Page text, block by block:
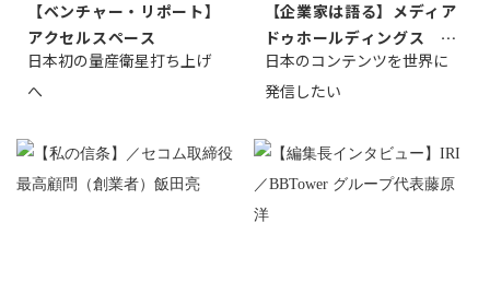
【ベンチャー・リポート】
アクセルスペース
日本初の量産衛星打ち上げ
へ
【企業家は語る】メディア
ドゥホールディングス 代
表取締役社長...
日本のコンテンツを世界に
発信したい